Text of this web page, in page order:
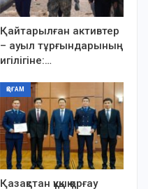
Қайтарылған активтер
– ауыл тұрғындарының
игілігіне:…
ҚОҒАМ
Қазақстан құқық қорғау